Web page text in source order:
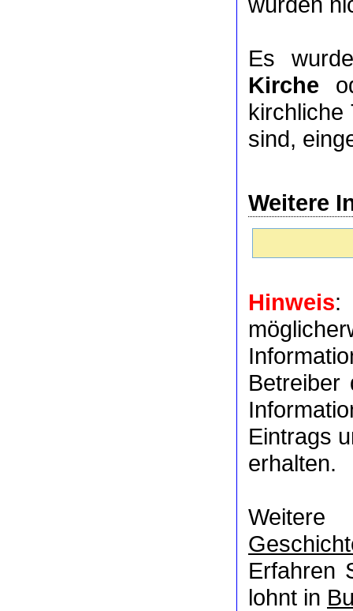
Es
Kirche
kirchliche
sind,
Weitere
Hinweis:
Eintrags
erhalten.
Erfahren
lohnt in